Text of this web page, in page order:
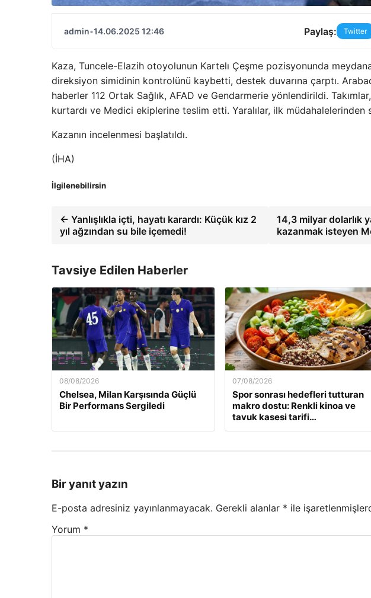
admin•14.06.2025 12:46 Paylaş: Twitter
Kaza, Tuncele-Elazih otoyolunun Kartelı Çeşme pozisyonunda
direksiyon simidinin kontrolünü kaybetti, destek duvarına çarptı.
haberler 112 Ortak Sağlık, AFAD ve Gendarmerie yönlendirildi.
kurtardı ve Medici ekiplerine teslim etti. Yaralılar, ilk
Kazanın incelenmesi başlatıldı.
(İHA)
İlgilenebilirsin
← Yanlışlıkla içti, hayatı karardı: Küçük kız 2
yıl ağzından su bile içemedi!
14,3 milyar dolarlık
kazanmak isteyen
Tavsiye Edilen Haberler
08/08/2026
Chelsea, Milan Karşısında Güçlü
Bir Performans Sergiledi
07/08/2026
Spor sonrası hedefleri tutturan
makro dostu: Renkli kinoa ve
tavuk kasesi tarifi…
Bir yanıt yazın
E-posta adresiniz yayınlanmayacak. Gerekli alanlar * ile
Yorum *